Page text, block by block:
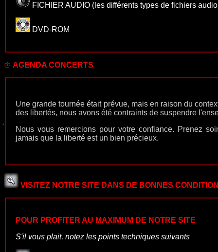
FICHIER AUDIO (les différents types de fichiers
DVD-ROM
♔ AGENDA CONCERTS
Une grande tournée était prévue, mais en raison du
des libertés, nous avons été contraints de suspendre
Nous vous remercions pour votre confiance. Prenez
jamais que la liberté est un bien précieux.
VISITEZ NOTRE SITE DANS DE BONNES
POUR PROFITER AU MAXIMUM DE NOTRE SITE
S'il vous plait, notez les points techniques suivants